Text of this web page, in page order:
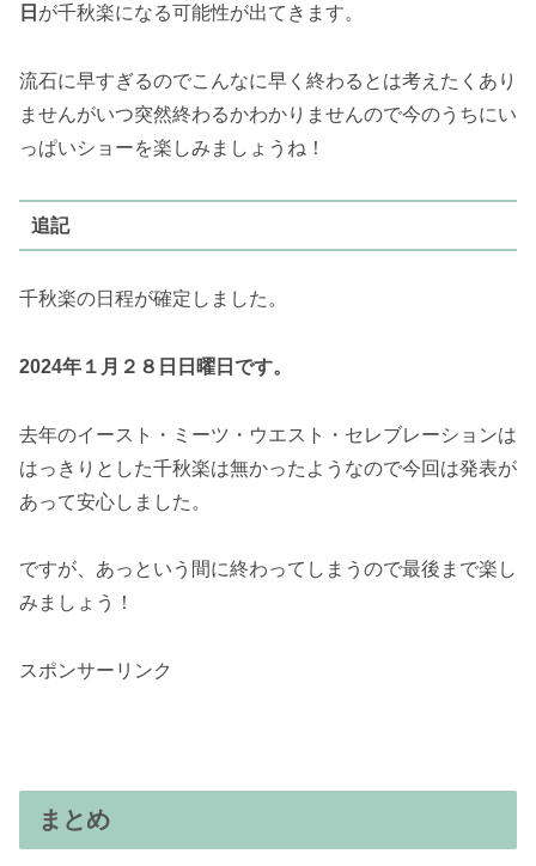
日 が千秋楽になる可能性が出てきます。
流石に早すぎるのでこんなに早く終わるとは考えたくあり
ませんがいつ突然終わるかわかりませんので今のうちにい
っぱいショーを楽しみましょうね！
追記
千秋楽の日程が確定しました。
2024年１月２８日日曜日です。
去年のイースト・ミーツ・ウエスト・セレブレーションは
はっきりとした千秋楽は無かったようなので今回は発表が
あって安心しました。
ですが、あっという間に終わってしまうので最後まで楽し
みましょう！
スポンサーリンク
まとめ